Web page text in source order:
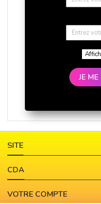
JE
SITE
CDA
VOTRE COMPTE